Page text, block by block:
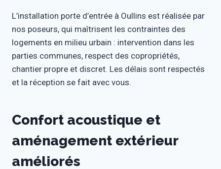
L’installation porte d’entrée à Oullins est réalisée par
nos poseurs, qui maîtrisent les contraintes des
logements en milieu urbain : intervention dans les
parties communes, respect des copropriétés,
chantier propre et discret. Les délais sont respectés
et la réception se fait avec vous.
Confort acoustique et
aménagement extérieur
améliorés